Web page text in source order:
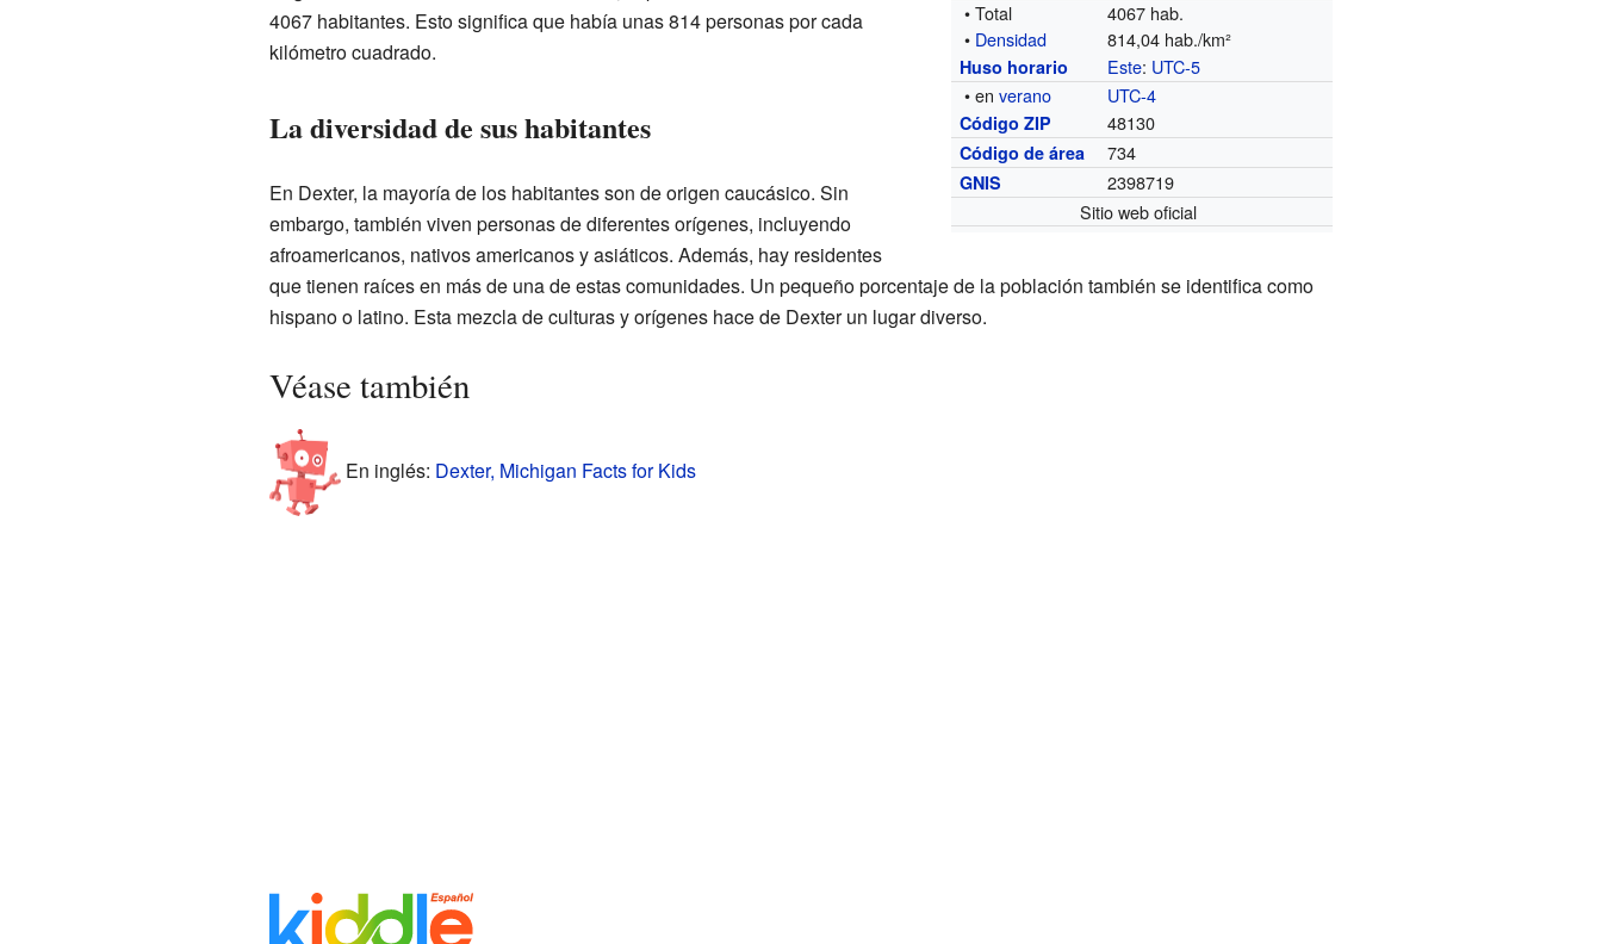
• Total
4067 hab.
• Densidad 814,04 hab./km²
Huso horario Este: UTC-5
• enverano UTC-4
Código ZIP 48130
Código de área 734
GNIS
2398719
Sitio web oficial
4067 habitantes. Esto significa que había unas 814 personas por cada
kilómetro cuadrado.
La diversidad de sus habitantes
En Dexter, la mayoría de los habitantes son de origen caucásico. Sin
embargo, también viven personas de diferentes orígenes, incluyendo
afroamericanos, nativos americanos y asiáticos. Además, hay residentes
que tienen raíces en más de una de estas comunidades. Un pequeño porcentaje de la población también se identifica como
hispano o latino. Esta mezcla de culturas y orígenes hace de Dexter un lugar diverso.
Véase también
En inglés: Dexter, Michigan Facts for Kids